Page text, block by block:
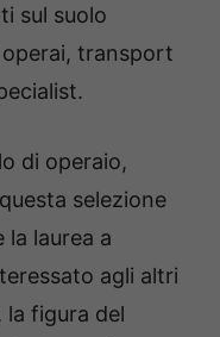
sul suolo
transport
di operaio,
selezione
la laurea a
agli altri
la figura del